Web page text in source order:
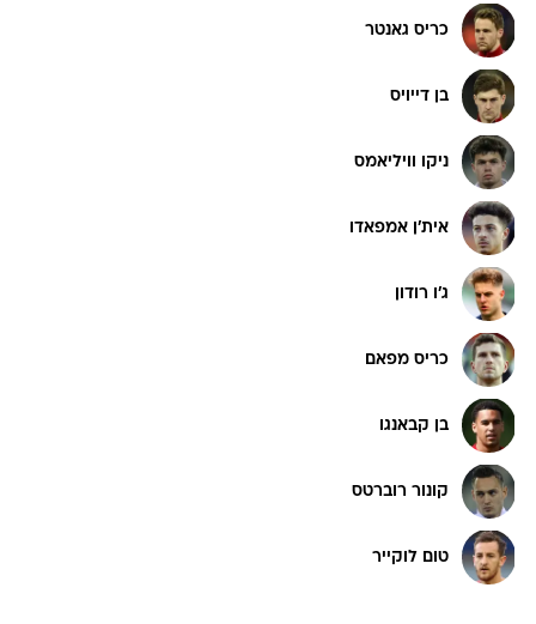
כריס גאנטר
בן דייויס
ניקו וויליאמס
אית'ן אמפאדו
ג'ו רודון
כריס מפאם
בן קבאנגו
קונור רוברטס
טום לוקייר